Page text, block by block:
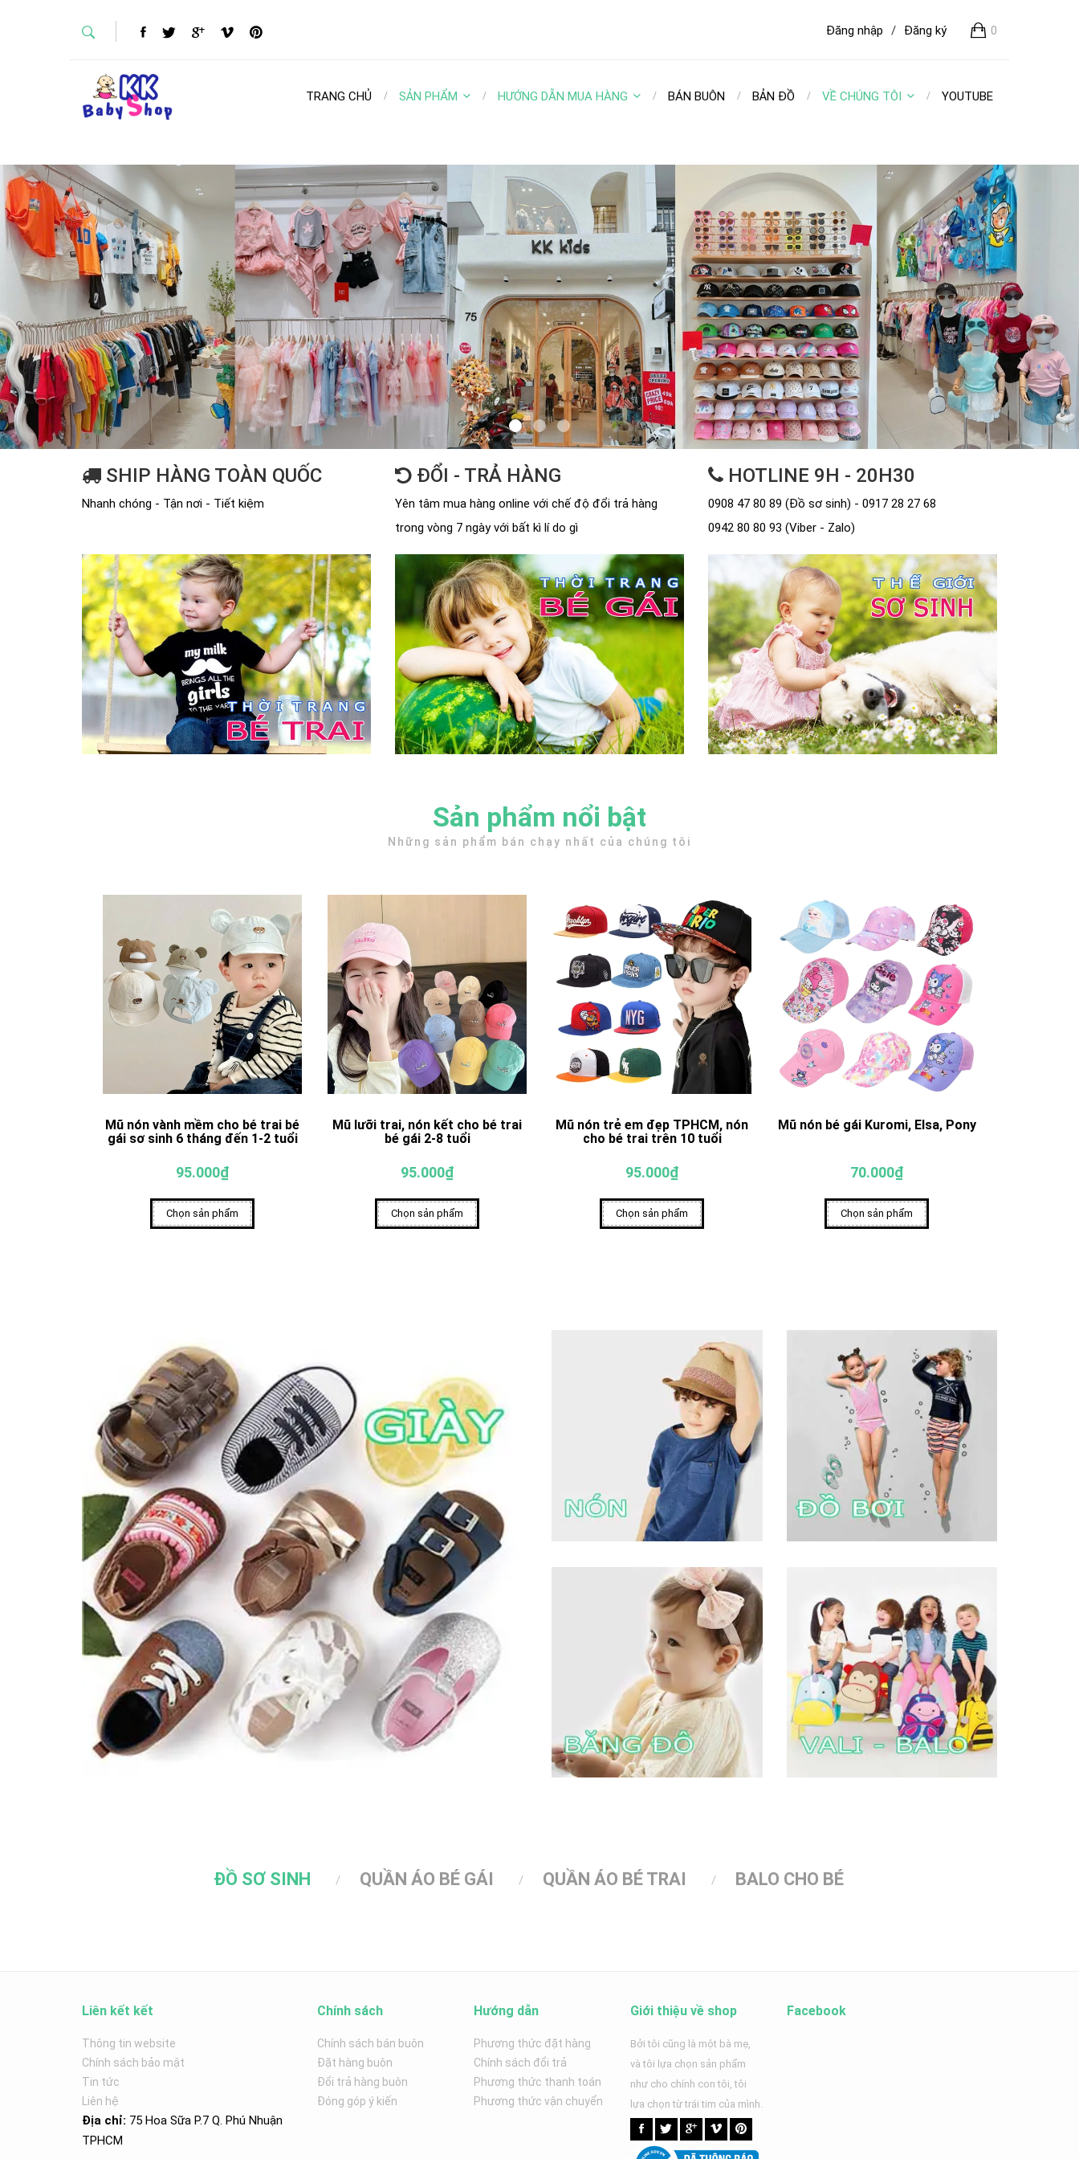
0
Đăng ký
/
Đăng nhập
TRANG CHỦ SẢN PHẨM HƯỚNG DẪN MUA HÀNG BÁN BUÔN BẢN ĐỒ VỀ CHÚNG TÔI YOUTUBE
SHIP HÀNG TOÀN QUỐC
Nhanh chóng - Tận nơi - Tiết kiệm
ĐỔI - TRẢ HÀNG
Yên tâm mua hàng online với chế độ đổi trả hàng
trong vòng 7 ngày với bất kì lí do gì
HOTLINE 9H - 20H30
0908 47 80 89 (Đồ sơ sinh) - 0917 28 27 68
0942 80 80 93 (Viber - Zalo)
Sản phẩm nổi bật
Những sản phẩm bán chạy nhất của chúng tôi
Mũ nón vành mềm cho bé trai bé
gái sơ sinh 6 tháng đến 1-2 tuổi
95.000₫
Chọn sản phẩm
Mũ lưỡi trai, nón kết cho bé trai
bé gái 2-8 tuổi
95.000₫
Chọn sản phẩm
Mũ nón trẻ em đẹp TPHCM, nón
cho bé trai trên 10 tuổi
95.000₫
Chọn sản phẩm
Mũ nón bé gái Kuromi, Elsa, Pony
70.000₫
Chọn sản phẩm
ĐỒ SƠ SINH QUẦN ÁO BÉ GÁI QUẦN ÁO BÉ TRAI BALO CHO BÉ
Liên kết kết
Thông tin website
Chính sách bảo mật
Tin tức
Liên hệ
Địa chỉ: 75 Hoa Sữa P.7 Q. Phú Nhuận
TPHCM
Chính sách
Chính sách bán buôn
Đặt hàng buôn
Đổi trả hàng buôn
Đóng góp ý kiến
Hướng dẫn
Phương thức đặt hàng
Chính sách đổi trả
Phương thức thanh toán
Phương thức vận chuyển
Giới thiệu về shop
Bởi tôi cũng là một bà mẹ,
và tôi lựa chọn sản phẩm
như cho chính con tôi, tôi
lựa chọn từ trái tim của mình.
Facebook